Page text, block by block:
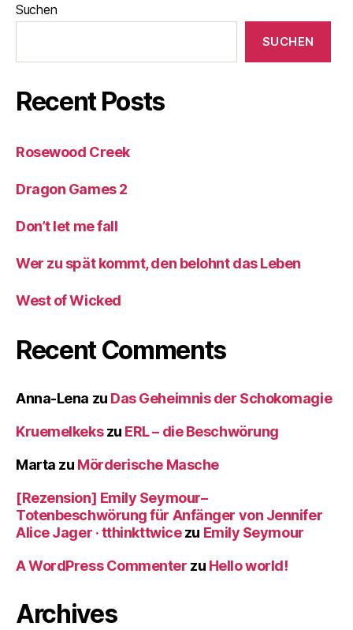
Suchen
SUCHEN
Recent Posts
Rosewood Creek
Dragon Games 2
Don’t let me fall
Wer zu spät kommt, den belohnt das Leben
West of Wicked
Recent Comments
Anna-Lena zu Das Geheimnis der Schokomagie
Kruemelkekszu ERL – die Beschwörung
Marta zu Mörderische Masche
[Rezension] Emily Seymour–
Totenbeschwörung für Anfänger von Jennifer
Alice Jager · tthinkttwicezu Emily Seymour
A WordPress Commenter zu Hello world!
Archives